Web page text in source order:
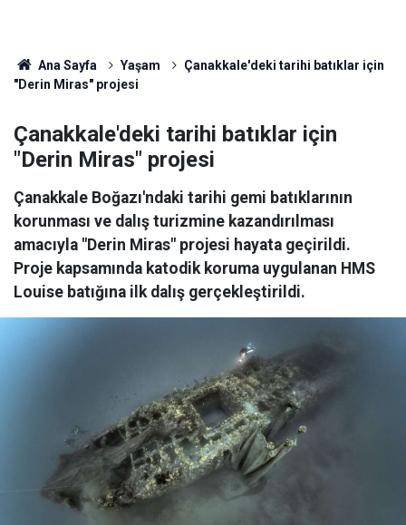
Ana Sayfa Yaşam
Çanakkale'deki tarihi batıklar için
"Derin Miras" projesi
Çanakkale'deki tarihi batıklar için
"Derin Miras" projesi
Çanakkale Boğazı'ndaki tarihi gemi batıklarının
korunması ve dalış turizmine kazandırılması
amacıyla "Derin Miras" projesi hayata geçirildi.
Proje kapsamında katodik koruma uygulanan HMS
Louise batığına ilk dalış gerçekleştirildi.